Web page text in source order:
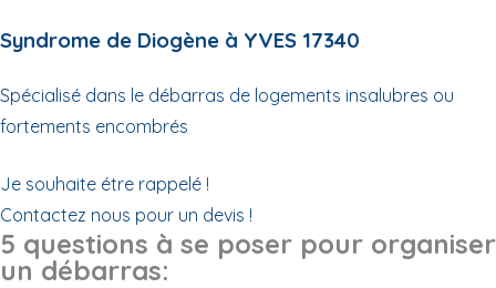
Syndrome de Diogène à YVES 17340
Spécialisé dans le débarras de logements insalubres ou
fortements encombrés
Je souhaite étre rappelé !
Contactez nous pour un devis !
5 questions à se poser pour organiser
un débarras: